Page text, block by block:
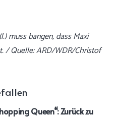
muss bangen, dass Maxi
/ Quelle: ARD/WDR/Christof
Queen“: Zurück zu